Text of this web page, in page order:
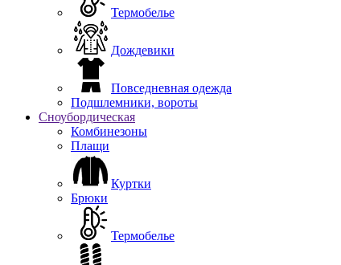
Термобелье
Дождевики
Повседневная одежда
Подшлемники, вороты
Сноубордическая
Комбинезоны
Плащи
Куртки
Брюки
Термобелье